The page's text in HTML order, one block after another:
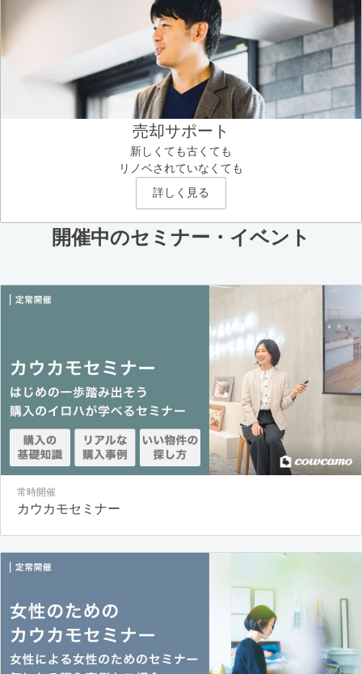
売却サポート
新しくても古くても
リノベされていなくても
詳しく見る
開催中のセミナー・イベント
常時開催
カウカモセミナー